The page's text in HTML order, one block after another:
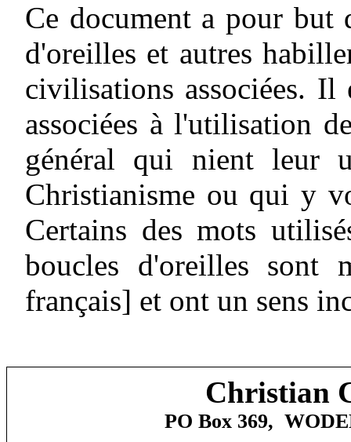
Ce document a pour but
d'oreilles et autres
civilisations associées. Il
associées à l'utilisation
général qui nient leur
Christianisme ou qui y
Certains des mots
boucles d'oreilles sont
français] et ont un sens
Christian
PO Box 369,